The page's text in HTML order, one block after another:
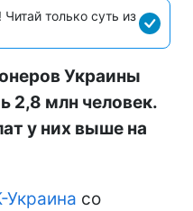
только суть из
Украины
2,8 млн человек.
у них выше на
Украина со